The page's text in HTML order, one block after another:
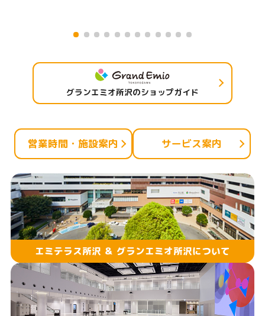
グランエミオ所沢のショップガイド
営業時間・施設案内 サービス案内
エミテラス所沢 ＆ グランエミオ所沢について